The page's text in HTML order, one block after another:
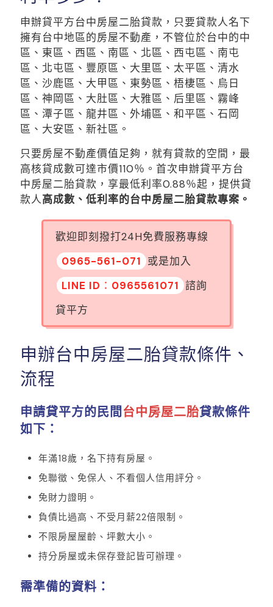
申辦貸平方台中房屋二胎貸款，只要貸款人名下
擁有台中地區的房屋不動產，不管位於台中的中
區、東區、西區、南區、北區、西屯區、南屯
區、北屯區、豐原區、大里區、太平區、清水
區、沙鹿區、大甲區、東勢區、梧棲區、烏日
區、神岡區、大肚區、大雅區、后里區、霧峰
區、潭子區、龍井區、外埔區、和平區、石岡
區、大安區、新社區。
只要房屋不動產價值足夠，就有貸款的空間，最
高核貸成數可達市價110％。首次申辦貸平方台
中房屋二胎貸款，享最低利率0.88％起，提供貸
款人高成數、低利率的台中房屋二胎貸款專案。
歡迎即刻撥打24H免費服務專線
0965-561-071 或是加入
LINE ID：0965561071 諮詢
貸平方
申辦台中房屋二胎貸款條件、
流程
申請貸平方的民間台中房屋二胎貸款條件
如下：
年滿18歲，名下持有房屋。
免聯徵、免保人、不看個人信用評分。
免財力證明。
負債比過高、不受月薪22倍限制。
不限房屋屋齡、坪數大小。
持分房屋或未保存登記皆可辦理。
需準備的資料：